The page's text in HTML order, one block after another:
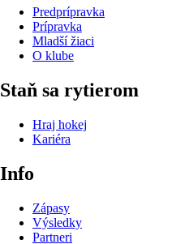
Predprípravka
Prípravka
Mladší žiaci
O klube
Staň sa rytierom
Hraj hokej
Kariéra
Info
Zápasy
Výsledky
Partneri